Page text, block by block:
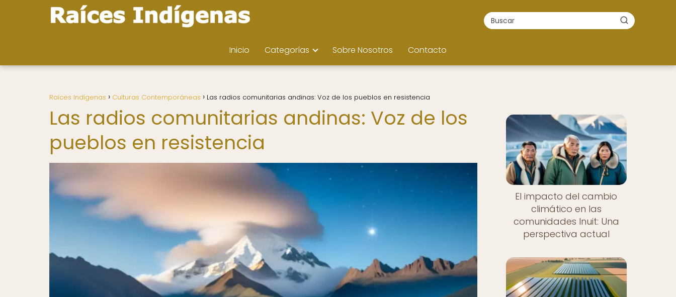
Inicio Categorías Sobre Nosotros Contacto
Raíces Indígenas Culturas Contemporáneas Las radios comunitarias andinas: Voz de los pueblos en resistencia
Las radios comunitarias andinas: Voz de los
pueblos en resistencia
El impacto del cambio
climático en las
comunidades Inuit: Una
perspectiva actual